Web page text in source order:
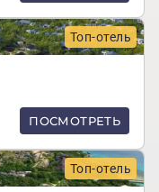
Топ-отель
ПОСМОТРЕТЬ
Топ-отель